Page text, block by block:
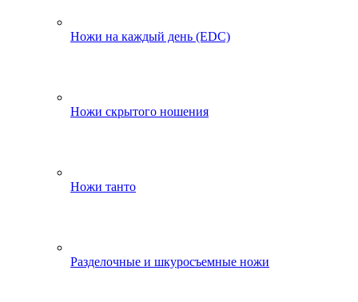
Ножи на каждый день (EDC)
Ножи скрытого ношения
Ножи танто
Разделочные и шкуросъемные ножи